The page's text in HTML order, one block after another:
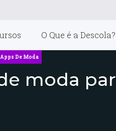
O Que é a Descola?
Apps De Moda
moda